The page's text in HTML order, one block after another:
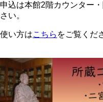
申込は本館2階カウンター
さい。
使い方はこちら をご覧くだ